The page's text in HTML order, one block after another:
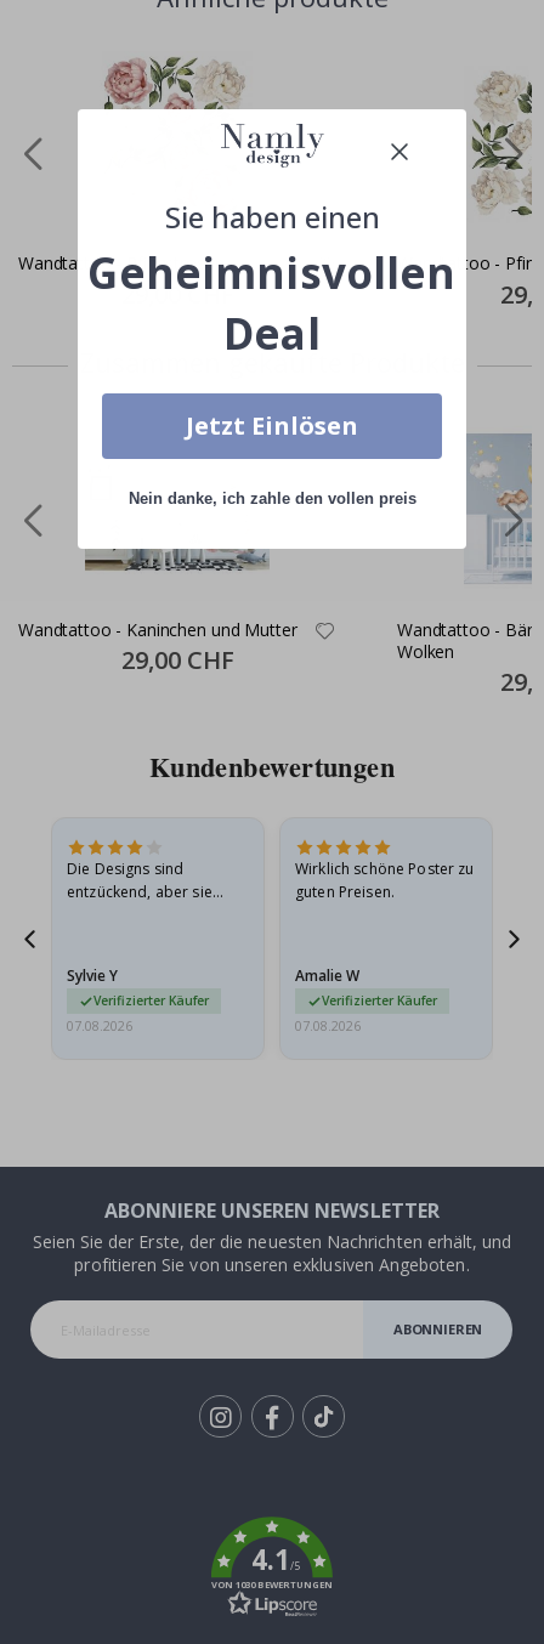
Wandtattoo - Pfingstrosen
Special
29,00 CHF
Wandtattoo -
Price
Zusammen gekaufte Produkte
Wandtattoo - Kaninchen und Mutter
Special
Price
29,00 CHF
Wandtattoo - Bär
Wolken
Price
Kundenbewertungen
Die Designs sind
entzückend, aber sie
sie…
Sylvie Y
Verifizierter Käufer
07.08.2026
Wirklich schöne Poster zu
guten Preisen.
Amalie W
Verifizierter Käufer
07.08.2026
ABONNIERE UNSEREN NEWSLETTER
Seien Sie der Erste, der die neuesten Nachrichten erhält, und
profitieren Sie von unseren exklusiven Angeboten.
ABONNIEREN
4.1/5
VON 1030 BEWERTUNGEN
Sie haben einen
Geheimnisvollen
Deal
Jetzt Einlösen
Nein danke, ich zahle den vollen preis